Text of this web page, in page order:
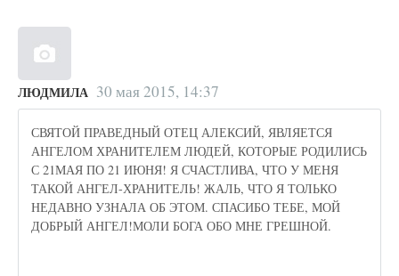
ЛЮДМИЛА 30 мая 2015, 14:37
СВЯТОЙ ПРАВЕДНЫЙ ОТЕЦ АЛЕКСИЙ, ЯВЛЯЕТСЯ
АНГЕЛОМ ХРАНИТЕЛЕМ ЛЮДЕЙ, КОТОРЫЕ РОДИЛИСЬ
С 21МАЯ ПО 21 ИЮНЯ! Я СЧАСТЛИВА, ЧТО У МЕНЯ
ТАКОЙ АНГЕЛ-ХРАНИТЕЛЬ! ЖАЛЬ, ЧТО Я ТОЛЬКО
НЕДАВНО УЗНАЛА ОБ ЭТОМ. СПАСИБО ТЕБЕ, МОЙ
ДОБРЫЙ АНГЕЛ!МОЛИ БОГА ОБО МНЕ ГРЕШНОЙ.